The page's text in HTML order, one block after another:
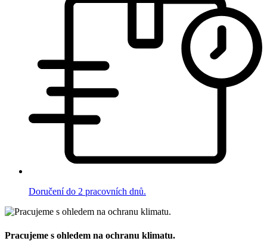
Doručení do 2 pracovních dnů.
Pracujeme s ohledem na ochranu klimatu.